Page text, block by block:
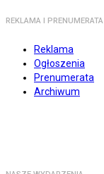
REKLAMA I PRENUMERATA
Reklama
Ogłoszenia
Prenumerata
Archiwum